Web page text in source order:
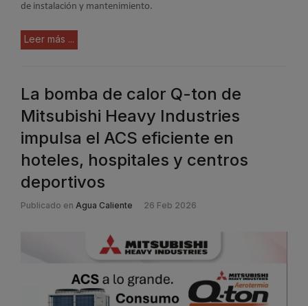
de instalación y mantenimiento.
Leer más ...
La bomba de calor Q-ton de
Mitsubishi Heavy Industries
impulsa el ACS eficiente en
hoteles, hospitales y centros
deportivos
Publicado en Agua Caliente 26 Feb 2026